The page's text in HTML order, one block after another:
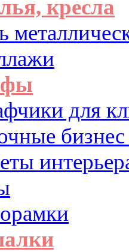
кресла
для
бизнес